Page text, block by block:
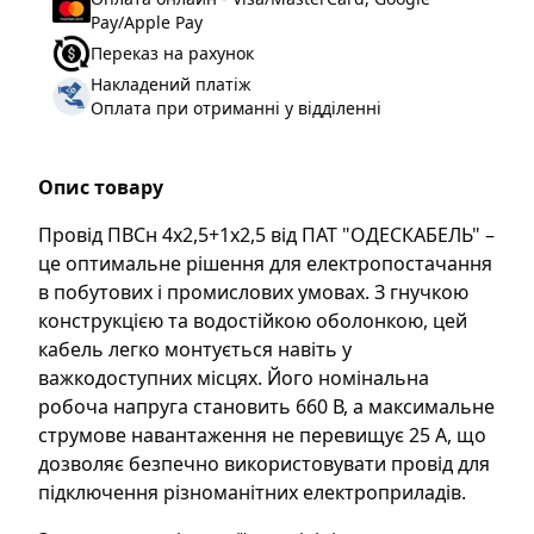
Тип зовнішньої
оболонки:
Форма перерізу:
Кругла
Мінімальна робоча
температура :
Мінімальний радіус
вигину:
60 мм
Номінальна напруга
Номінальне струмове
навантаження, не
більше:
25 А
Бренд:
Одескабель
Pay/Apple Pay
Переказ на рахунок
Накладений платіж
Оплата при отриманні у відділенні
Опис товару
Провід ПВСн 4х2,5+1х2,5 від ПАТ "ОДЕСКАБЕЛЬ" –
це оптимальне рішення для електропостачання
в побутових і промислових умовах. З гнучкою
конструкцією та водостійкою оболонкою, цей
кабель легко монтується навіть у
важкодоступних місцях. Його номінальна
робоча напруга становить 660 В, а максимальне
струмове навантаження не перевищує 25 А, що
дозволяє безпечно використовувати провід для
підключення різноманітних електроприладів.